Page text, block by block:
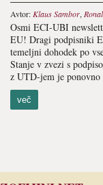
Avtor: Klaus Sambor,
Osmi ECI-UBI
EU! Dragi podpisniki
temeljni dohodek po
Stanje v zvezi s
z UTD-jem je
več